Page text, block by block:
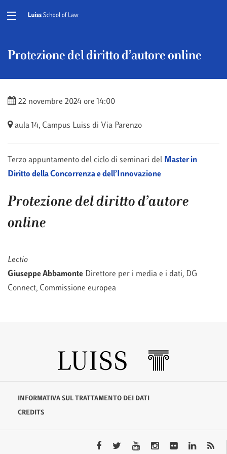
Protezione del diritto d’autore online
22 novembre 2024 ore 14:00
aula 14, Campus Luiss di Via Parenzo
Terzo appuntamento del ciclo di seminari del Master in
Diritto della Concorrenza e dell’Innovazione
Protezione del diritto d’autore
online
Lectio
Giuseppe AbbamonteDirettore per i media e i dati, DG
Connect, Commissione europea
INFORMATIVA SUL TRATTAMENTO DEI DATI
CREDITS